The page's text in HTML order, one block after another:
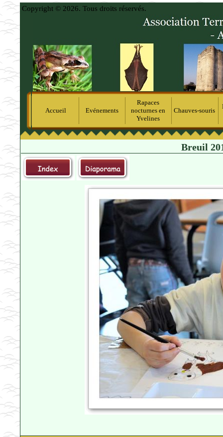
Copyright © 2026. Tous droits réservés.
Accueil Evénements
Rapaces
nocturnes en
Yvelines
Chauves-souris
Breuil